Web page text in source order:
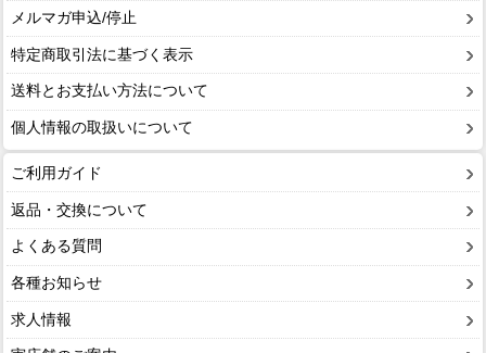
メルマガ申込/停止
特定商取引法に基づく表示
送料とお支払い方法について
個人情報の取扱いについて
ご利用ガイド
返品・交換について
よくある質問
各種お知らせ
求人情報